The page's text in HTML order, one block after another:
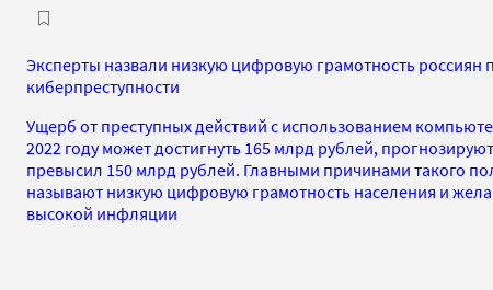
Эксперты назвали низкую цифровую грамотность россиян
киберпреступности
Ущерб от преступных действий с использованием
2022 году может достигнуть 165 млрд рублей,
превысил 150 млрд рублей. Главными причинами такого
называют низкую цифровую грамотность населения и
высокой инфляции